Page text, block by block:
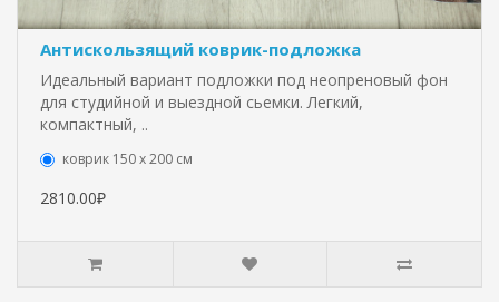
Антискользящий коврик-подложка
Идеальный вариант подложки под неопреновый фон
для студийной и выездной сьемки. Легкий,
компактный, ..
коврик 150 х 200 см
2810.00₽